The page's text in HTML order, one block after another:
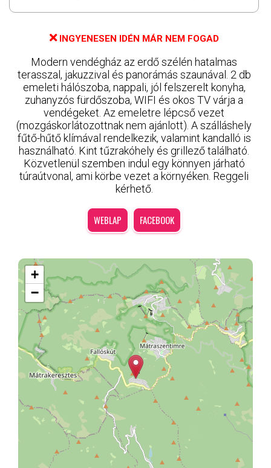
INGYENESEN IDÉN MÁR NEM FOGAD
Modern vendégház az erdő szélén hatalmas
terasszal, jakuzzival és panorámás szaunával. 2 db
emeleti hálószoba, nappali, jól felszerelt konyha,
zuhanyzós fürdőszoba, WIFI és okos TV várja a
vendégeket. Az emeletre lépcső vezet
(mozgáskorlátozottnak nem ajánlott). A szálláshely
fűtő-hűtő klímával rendelkezik, valamint kandalló is
használható. Kint tűzrakóhely és grillező található.
Közvetlenül szemben indul egy könnyen járható
túraútvonal, ami körbe vezet a környéken. Reggeli
kérhető.
WEBLAP FACEBOOK
+
−